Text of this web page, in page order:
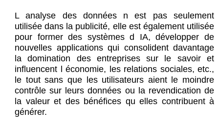
L analyse des données n est pas seulement
utilisée dans la publicité, elle est également utilisée
pour former des systèmes d IA, développer de
nouvelles applications qui consolident davantage
la domination des entreprises sur le savoir et
influencent l économie, les relations sociales, etc.,
le tout sans que les utilisateurs aient le moindre
contrôle sur leurs données ou la revendication de
la valeur et des bénéfices qu elles contribuent à
générer.